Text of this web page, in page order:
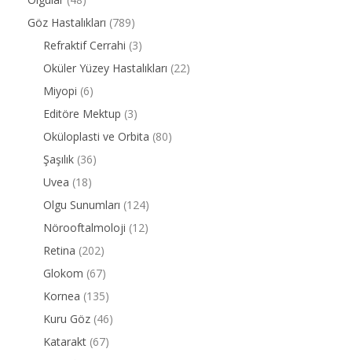
Göz Hastalıkları (789)
Refraktif Cerrahi (3)
Oküler Yüzey Hastalıkları (22)
Miyopi (6)
Editöre Mektup (3)
Oküloplasti ve Orbita (80)
Şaşılık (36)
Uvea (18)
Olgu Sunumları (124)
Nörooftalmoloji (12)
Retina (202)
Glokom (67)
Kornea (135)
Kuru Göz (46)
Katarakt (67)